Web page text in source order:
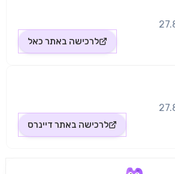
לרכישה באתר כאל
לרכישה באתר דיינרס